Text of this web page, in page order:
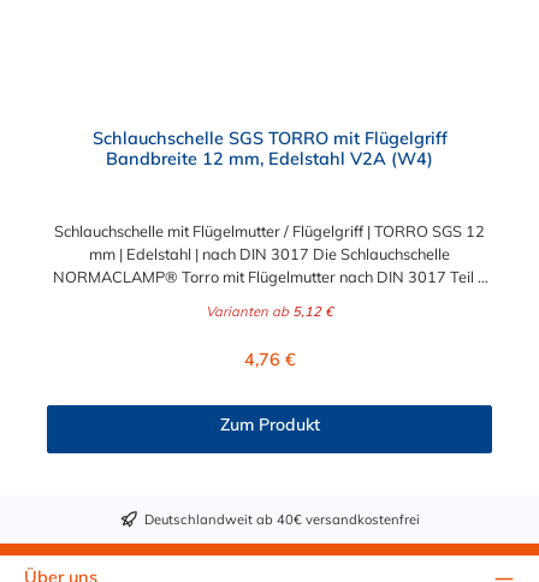
Schlauchschelle SGS TORRO mit Flügelgriff
Bandbreite 12 mm, Edelstahl V2A (W4)
Schlauchschelle mit Flügelmutter / Flügelgriff | TORRO SGS 12
mm | Edelstahl | nach DIN 3017 Die Schlauchschelle
NORMACLAMP® Torro mit Flügelmutter nach DIN 3017 Teil 1
glatter Schläuche. Die Schlauchschelle hat eine Bandbreite von
zeichnet sich durch einen großen Spannbereich aus, ist einfach
abgerundeten Bandkanten besonders schlauchschonend. Diese
Schlauchklemme mit einer Flügelmutter aus Kunststoff ist die
richtige Wahl für Schlauchverbindungen jeglicher Art. Der
Varianten ab 5,12 €
Regulärer Preis:
4,76 €
Zum Produkt
Deutschlandweit ab 40€ versandkostenfrei
Über uns